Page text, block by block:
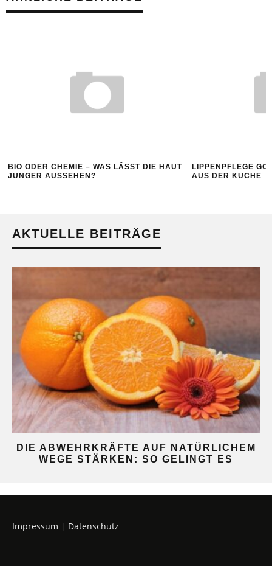
ODER CHEMIE – WAS LÄSST DIE HAUT
AUSSEHEN?
LIPPENPFLEGE GOES
AUS DER KÜCHE
AKTUELLE BEITRÄGE
ABWEHRKRÄFTE AUF NATÜRLICHEM
WEGE STÄRKEN: SO GELINGT ES
Impressum | Datenschutz